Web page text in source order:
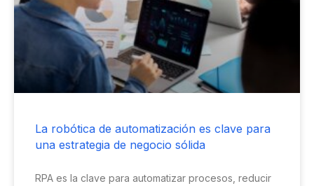
La robótica de automatización es clave para
una estrategia de negocio sólida
RPA es la clave para automatizar procesos, reducir